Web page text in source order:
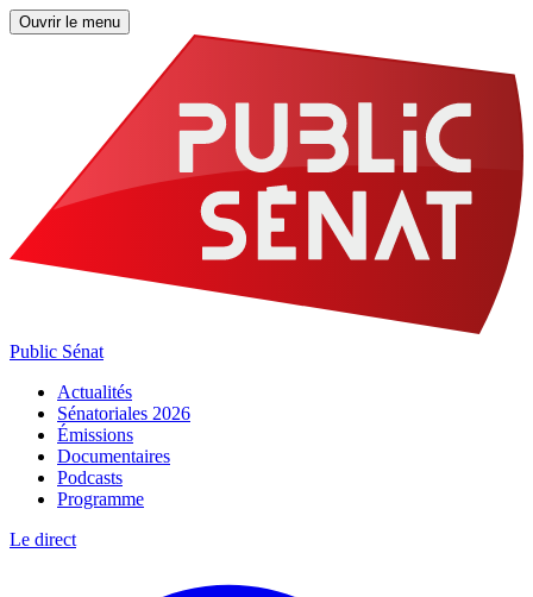
Ouvrir le menu
Public Sénat
Actualités
Sénatoriales 2026
Émissions
Documentaires
Podcasts
Programme
Le direct